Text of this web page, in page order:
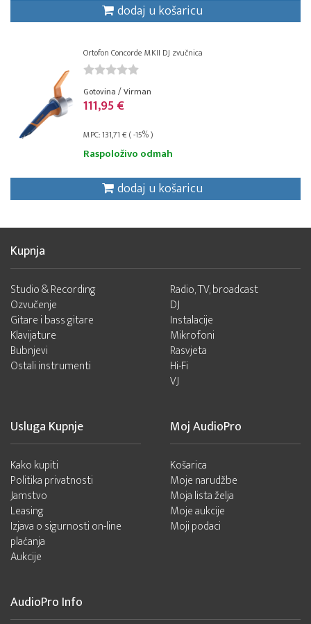
dodaj u košaricu
Ortofon Concorde MKII DJ zvučnica
Gotovina / Virman
111,95 €
MPC: 131,71 € ( -15% )
Raspoloživo odmah
dodaj u košaricu
Kupnja
Studio & Recording
Ozvučenje
Gitare i bass gitare
Klavijature
Bubnjevi
Ostali instrumenti
Radio, TV, broadcast
DJ
Instalacije
Mikrofoni
Rasvjeta
Hi-Fi
VJ
Usluga Kupnje
Kako kupiti
Politika privatnosti
Jamstvo
Leasing
Izjava o sigurnosti on-line
plaćanja
Aukcije
Moj AudioPro
Košarica
Moje narudžbe
Moja lista želja
Moje aukcije
Moji podaci
AudioPro Info